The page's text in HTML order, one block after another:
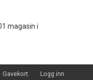
magasin i
Gavekort Logg inn